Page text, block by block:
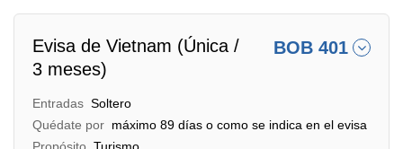
Evisa de Vietnam (Única /
3 meses)
BOB 401
Entradas Soltero
Quédate por máximo 89 días o como se indica en el evisa